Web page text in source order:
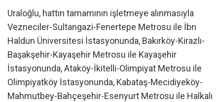
Uraloğlu, hattın tamamının işletmeye alınmasıyla
Vezneciler-Sultangazi-Fenertepe Metrosu ile İbn
Haldun Üniversitesi İstasyonunda, Bakırköy-Kirazlı-
Başakşehir-Kayaşehir Metrosu ile Kayaşehir
İstasyonunda, Ataköy-İkitelli-Olimpiyat Metrosu ile
Olimpiyatköy İstasyonunda, Kabataş-Mecidiyeköy-
Mahmutbey-Bahçeşehir-Esenyurt Metrosu ile Halkalı